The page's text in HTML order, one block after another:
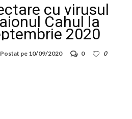
cu virusul
Cahul la
2020
Postat pe 10/09/2020 0
0